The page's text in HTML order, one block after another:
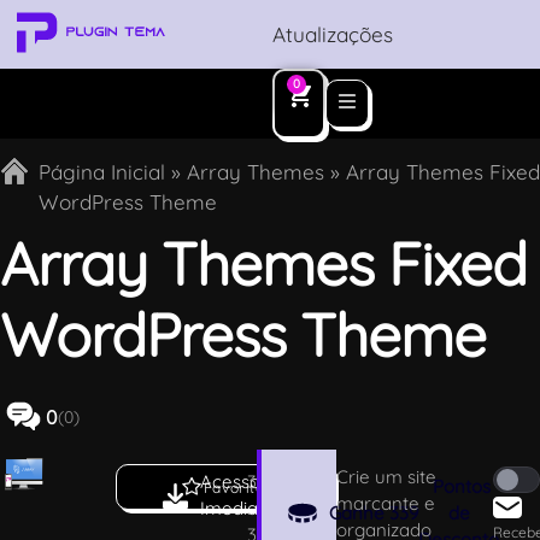
Atualizações
0
Página Inicial » Array Themes » Array Themes Fixed
WordPress Theme
Array Themes Fixed
WordPress Theme
0(0)
Favoritar
Acesso
Imediato
3
.
3
Ganhe339
Pontos
de
Crie um site
marcante e
organizado